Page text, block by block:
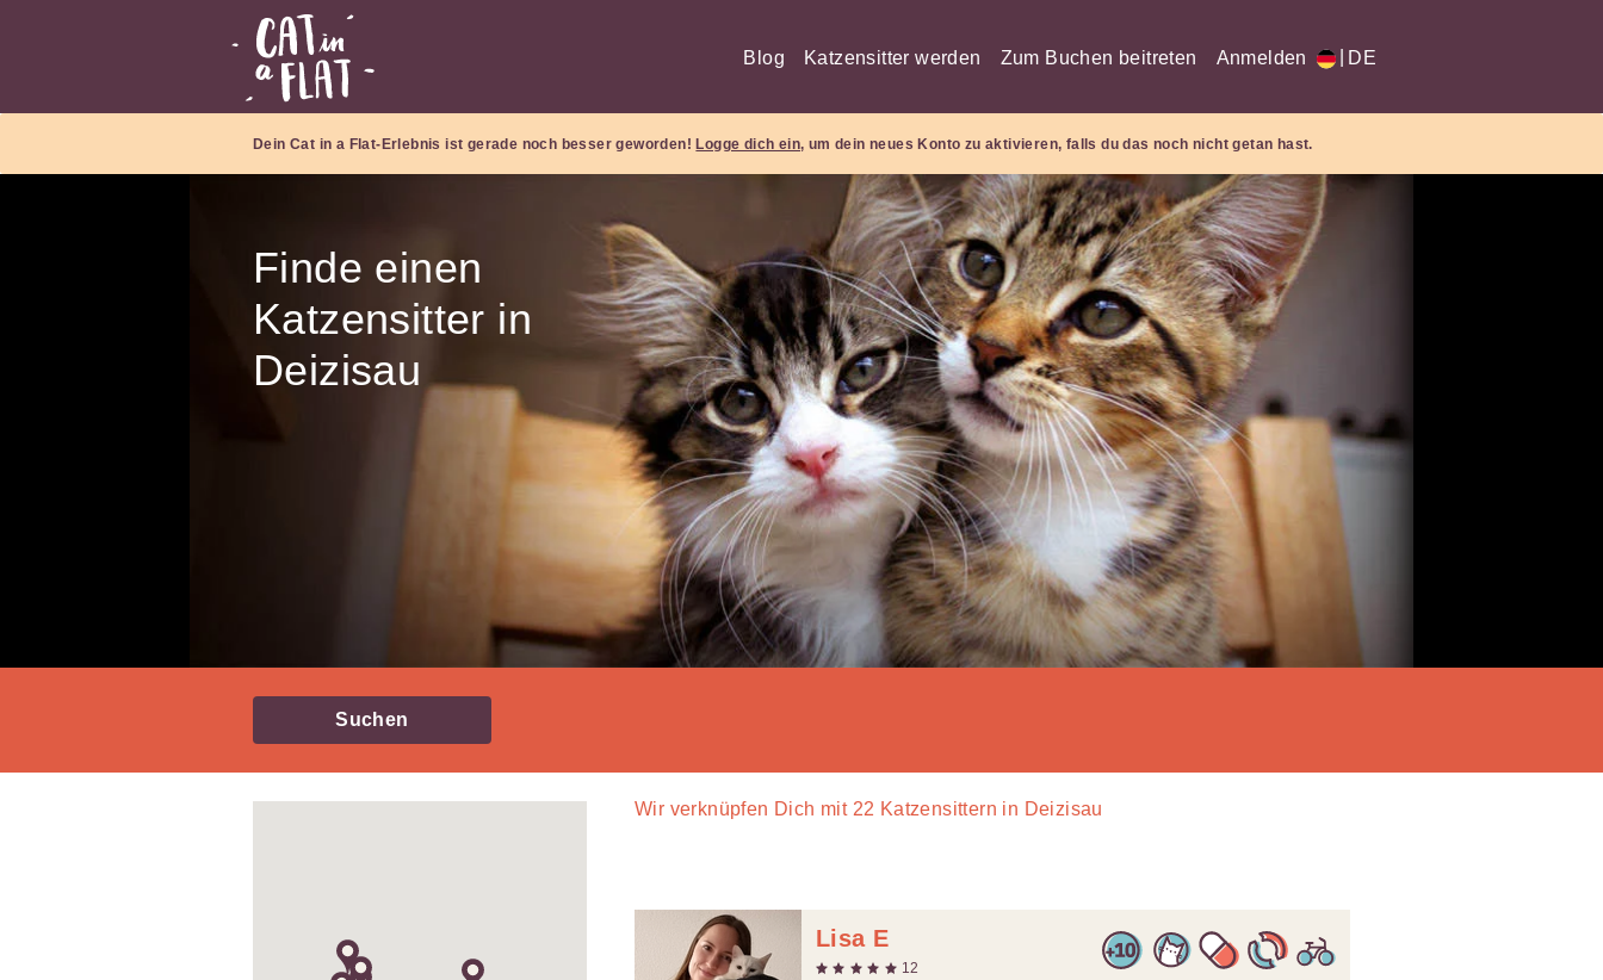
Blog Katzensitter werden Zum Buchen beitreten Anmelden DE
Dein Cat in a Flat-Erlebnis ist gerade noch besser geworden!Logge dich ein, um dein neues Konto zu aktivieren, falls du das noch nicht getan hast.
Finde einen
Katzensitter in
Deizisau
Suchen
Wir verknüpfen Dich mit 22 Katzensittern in Deizisau
Lisa E
12